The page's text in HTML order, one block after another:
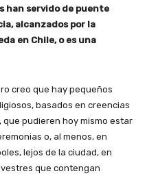
han servido de puente
alcanzados por la
en Chile, o es una
creo que hay pequeños
basados en creencias
pudieren hoy mismo estar
o, al menos, en
lejos de la ciudad, en
que contengan